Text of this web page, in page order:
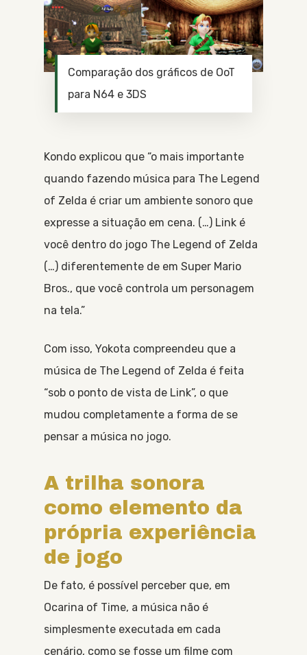
Comparação dos gráficos de OoT
para N64 e 3DS
Kondo explicou que “o mais importante
quando fazendo música para The Legend
of Zelda é criar um ambiente sonoro que
expresse a situação em cena. (…) Link é
você dentro do jogo The Legend of Zelda
(…) diferentemente de em Super Mario
Bros., que você controla um personagem
na tela.”
Com isso, Yokota compreendeu que a
música de The Legend of Zelda é feita
“sob o ponto de vista de Link”, o que
mudou completamente a forma de se
pensar a música no jogo.
A trilha sonora
como elemento da
própria experiência
de jogo
De fato, é possível perceber que, em
Ocarina of Time, a música não é
simplesmente executada em cada
cenário, como se fosse um filme com